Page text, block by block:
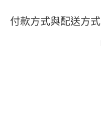
付款方式與配送方式